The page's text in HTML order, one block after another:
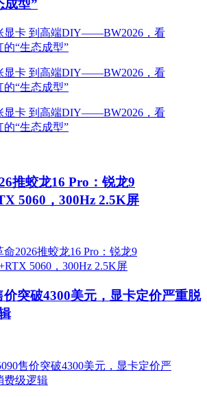
成型”
推蛟龙16 Pro：锐龙9
5060，300Hz 2.5K屏
价突破4300美元，显卡定价严重脱